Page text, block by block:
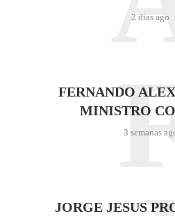
2 dias ago
FERNANDO
MINISTRO
3 semanas
JORGE JESUS